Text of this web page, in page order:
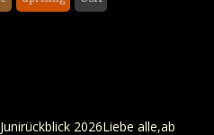
2026Liebe alle,ab